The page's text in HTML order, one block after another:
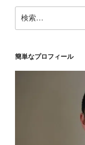
索:
簡単なプロフィール